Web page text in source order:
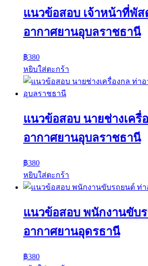
แนวข้อสอบ เจ้าหน้าที่พัส
อากาศยานอุบลราชธานี
฿380
หยิบใส่ตะกร้า
แนวข้อสอบ นายช่างเครื่
อากาศยานอุบลราชธานี
฿380
หยิบใส่ตะกร้า
แนวข้อสอบ พนักงานขับ
อากาศยานอุดรธานี
฿380